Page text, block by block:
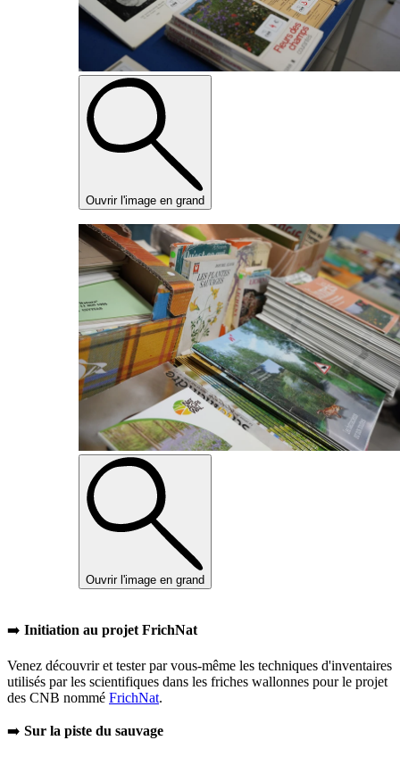
Ouvrir l'image en grand
Ouvrir l'image en grand
➡️ Initiation au projet FrichNat
Venez découvrir et tester par vous-même les techniques d'inventaires
utilisés par les scientifiques dans les friches wallonnes pour le projet
des CNB nommé FrichNat.
➡️ Sur la piste du sauvage